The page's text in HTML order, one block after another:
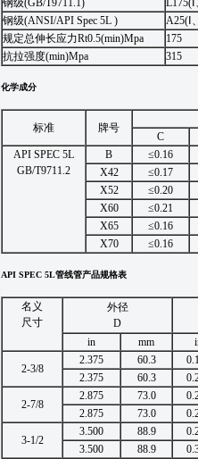
钢级(ANSI/API Spec 5L )
A25(Ⅰ
规定总伸长应力Rt0.5(min)Mpa
175
抗拉强度(min)Mpa
315
化学成分
标准 牌号
C
API SPEC 5L
GB/T9711.2
B
≤0.16
X42
≤0.17
X52
≤0.20
X60
≤0.21
X65
≤0.16
X70
≤0.16
API SPEC 5L管线管产品规格表
名义
尺寸
外径
D
in
mm
2-3/8
2.375 60.3
2.375
60.3
2-7/8
2.875 73.0
2.875
73.0
3-1/2
3.500 88.9
3.500
88.9